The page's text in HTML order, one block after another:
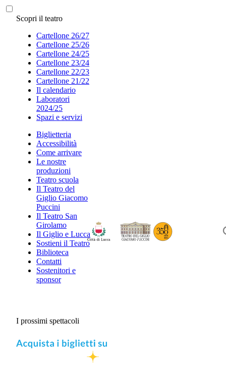
Scopri il teatro
Cartellone 26/27
Cartellone 25/26
Cartellone 24/25
Cartellone 23/24
Cartellone 22/23
Cartellone 21/22
Il calendario
Laboratori
2024/25
Spazi e servizi
Biglietteria
Accessibilità
Come arrivare
Le nostre
produzioni
Teatro scuola
Il Teatro del
Giglio Giacomo
Puccini
Il Teatro San
Girolamo
Il Giglio e Lucca
Sostieni il Teatro
Biblioteca
Contatti
Sostenitori e
sponsor
I prossimi spettacoli